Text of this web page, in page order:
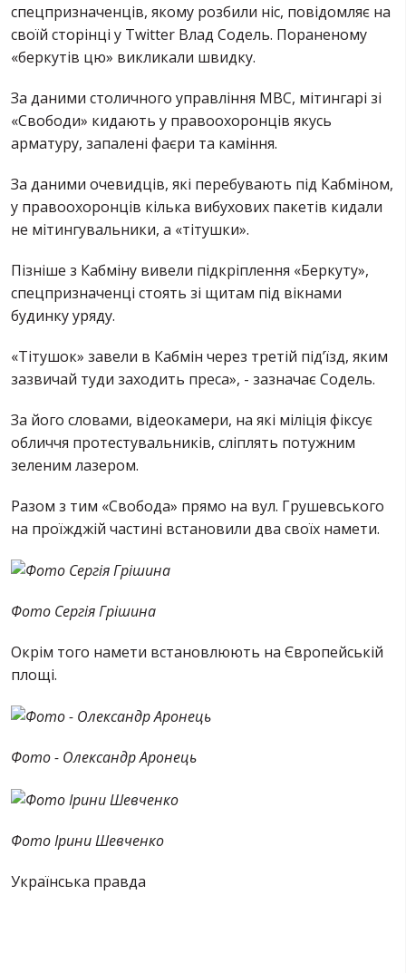
спецпризначенців, якому розбили ніс, повідомляє на
своїй сторінці у Twitter Влад Содель. Пораненому
«беркутів цю» викликали швидку.
За даними столичного управління МВС, мітингарі зі
«Свободи» кидають у правоохоронців якусь
арматуру, запалені фаєри та каміння.
За даними очевидців, які перебувають під Кабміном,
у правоохоронців кілька вибухових пакетів кидали
не мітингувальники, а «тітушки».
Пізніше з Кабміну вивели підкріплення «Беркуту»,
спецпризначенці стоять зі щитам під вікнами
будинку уряду.
«Тітушок» завели в Кабмін через третій під’їзд, яким
зазвичай туди заходить преса», - зазначає Содель.
За його словами, відеокамери, на які міліція фіксує
обличчя протестувальників, сліплять потужним
зеленим лазером.
на проїжджій частині встановили два своїх намети.
Фото Сергія Грішина
Окрім того намети встановлюють на Європейській
площі.
Фото - Олександр Аронець
Фото Ірини Шевченко
Українська правда